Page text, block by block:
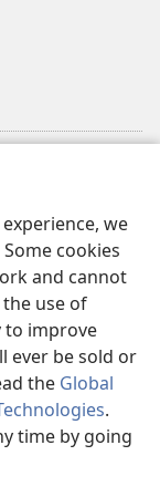
we
cookies
and cannot
use of
to improve
ever be sold or
the Global
.
time by going
of Pennsylvania.